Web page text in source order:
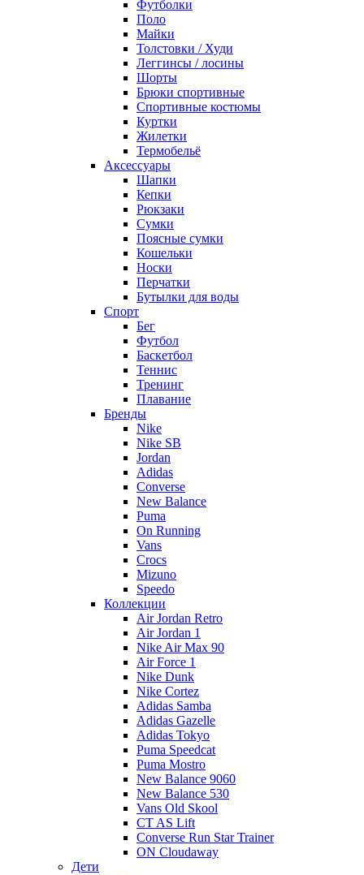
Футболки
Поло
Майки
Толстовки / Худи
Леггинсы / лосины
Шорты
Брюки спортивные
Спортивные костюмы
Куртки
Жилетки
Термобельё
Аксессуары
Шапки
Кепки
Рюкзаки
Сумки
Поясные сумки
Кошельки
Носки
Перчатки
Бутылки для воды
Спорт
Бег
Футбол
Баскетбол
Теннис
Тренинг
Плавание
Бренды
Nike
Nike SB
Jordan
Adidas
Converse
New Balance
Puma
On Running
Vans
Crocs
Mizuno
Speedo
Коллекции
Air Jordan Retro
Air Jordan 1
Nike Air Max 90
Air Force 1
Nike Dunk
Nike Cortez
Adidas Samba
Adidas Gazelle
Adidas Tokyo
Puma Speedcat
Puma Mostro
New Balance 9060
New Balance 530
Vans Old Skool
CT AS Lift
Converse Run Star Trainer
ON Cloudaway
Дети